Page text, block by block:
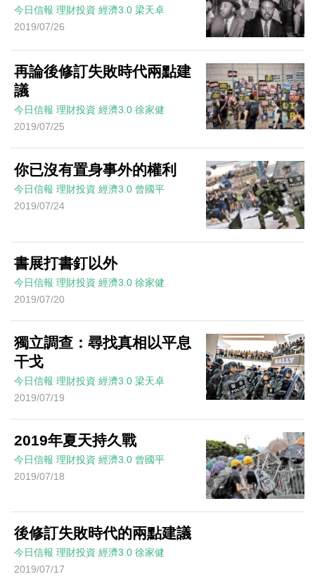
今日信報 理財投資 經濟3.0 梁天卓
2019/07/26
再論後修訂失敗時代兩點建
議
今日信報 理財投資 經濟3.0 徐家健
2019/07/25
你已沒有置身事外的權利
今日信報 理財投資 經濟3.0 曾國平
2019/07/24
書展打書釘以外
今日信報 理財投資 經濟3.0 徐家健
2019/07/20
獨立調查：尋找真相以平息
干戈
今日信報 理財投資 經濟3.0 梁天卓
2019/07/19
2019年夏天持久戰
今日信報 理財投資 經濟3.0 曾國平
2019/07/18
後修訂失敗時代的兩點建議
今日信報 理財投資 經濟3.0 徐家健
2019/07/17